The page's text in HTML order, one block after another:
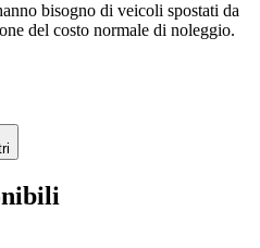
bisogno di veicoli spostati da
del costo normale di noleggio.